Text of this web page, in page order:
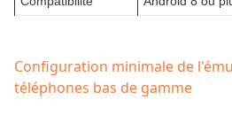
Configuration minimale de
téléphones bas de gamme